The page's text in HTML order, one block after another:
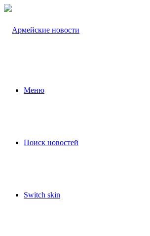
Меню
Поиск новостей
Switch skin